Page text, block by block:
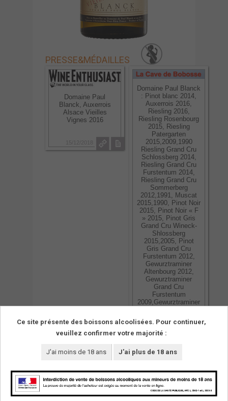
PRESSE&MÉDAILLES
Domaine Paul
Blanck, Auxerrois
Alsace Vieilles
Vignes 2016
15/12/2018
Domaine Paul Blanck
: Pinot blanc 2014,
Auxerrois 2016,
Riesling 2016,
Riesling Rosenbourg
2015, Riesling
Patergarten
2015,2009,1990
Riesling Grand Cru
Schlossberg 2014,
Riesling Grand Cru
Furstentum 2014,
Riesling Grand Cru
Sommerberg
2012,1991, Muscat
2015,1990, Pinot Noir
2015, Pinot Noir « F
» 2015, Pinot Gris
Grand Cru Wineck-
Shlossberg
2015,2005, Pinot
Gris Grand Cru
Furstentum 2012,
Gewurztraminer
Altenbourg 2012,
Gewurztraminer
Grand Cru
Furstentum
2009,Gewurztraminer
Ce site présente des boissons alcoolisées. Pour continuer,
veuillez confirmer votre majorité :
J'ai moins de 18 ans J'ai plus de 18 ans